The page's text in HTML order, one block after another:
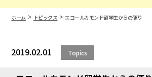
ホーム > トピックス >エコールカモンド留学生からの便り
2019.02.01 Topics